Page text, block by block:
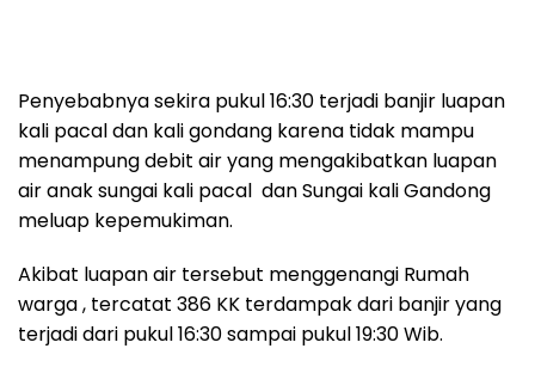
Penyebabnya sekira pukul 16:30 terjadi banjir luapan
kali pacal dan kali gondang karena tidak mampu
menampung debit air yang mengakibatkan luapan
air anak sungai kali pacal dan Sungai kali Gandong
meluap kepemukiman.
Akibat luapan air tersebut menggenangi Rumah
warga , tercatat 386 KK terdampak dari banjir yang
terjadi dari pukul 16:30 sampai pukul 19:30 Wib.